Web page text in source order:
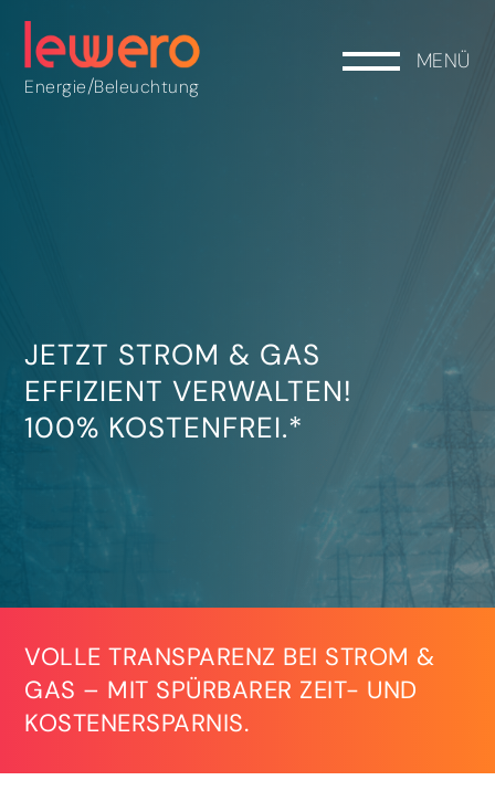
Energie/Beleuchtung
MENÜ
JETZT STROM & GAS
EFFIZIENT VERWALTEN!
100% KOSTENFREI.*
VOLLE TRANSPARENZ BEI STROM &
GAS – MIT SPÜRBARER ZEIT- UND
KOSTENERSPARNIS.